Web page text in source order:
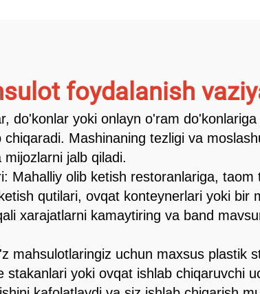
foydalanish
do'konlar yoki onlayn o'ram
Mashinaning tezligi va
jalb qiladi.
Mahalliy olib ketish restoranlariga,
qutilari, ovqat konteynerlari yoki bir
xarajatlarni kamaytiring va band
mahsulotlaringiz uchun maxsus plastik
yoki ovqat ishlab chiqaruvchi